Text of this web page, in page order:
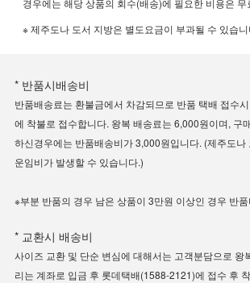
경우에는 해당 상품의 회수(배송)에 필요한 비용은 무
※ 제주도나 도서 지방은 별도요금이 부과될 수 있습니
* 반품시배송비
반품배송료는 환불금에서 차감되므로 반품 택배 접수
에 착불로 접수합니다. 왕복 배송료는 6,000원이며, 구
하신경우에는 반품배송비가 3,000원입니다. (제주도나
운임비가 발생할 수 있습니다.)
※부분 반품의 경우 남은 상품이 3만원 이상인 경우 반
* 교환시 배송비
사이즈 교환 및 단순 변심에 대해서는 고객분담으로 왕
리는 계좌로 입금 후 롯데택배(1588-2121)에 접수 후